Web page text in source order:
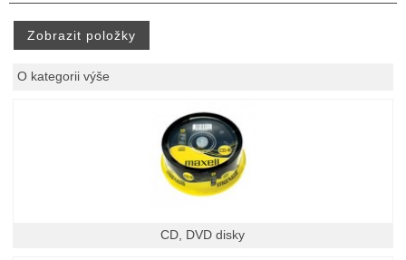
O kategorii výše
CD, DVD disky